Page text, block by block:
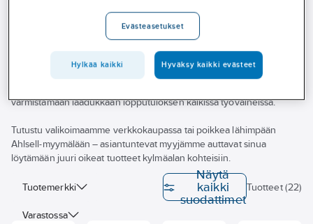
ylläpitotöissä. Tuotteet on suunniteltu vastaamaan kylmäalan
jatkuvasti kasvaviin vaatimuksiin.
Valikoimassamme on lämpöpumppuja useilta arvostetuilta
valmistajilta, eri käyttökohteisiin ja teknisiin tarpeisiin. Ratkaisut
varmistamaan laadukkaan lopputuloksen kaikissa työvaiheissa.
Tutustu valikoimaamme verkkokaupassa tai poikkea lähimpään
Ahlsell-myymälään – asiantuntevat myyjämme auttavat sinua
löytämään juuri oikeat tuotteet kylmäalan kohteisiin.
Tuotemerkki
Varastossa
Näytä
kaikki
suodattimet
Tuotteet (22)
Evästeasetukset
Hylkää kaikki Hyväksy kaikki evästeet